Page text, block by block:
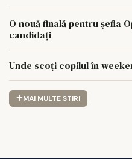
O nouă finală pentru șefia
candidați
Unde scoți copilul în
MAI MULTE STIRI